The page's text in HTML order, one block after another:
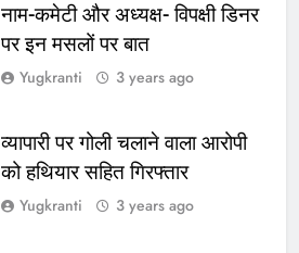
नाम-कमेटी और अध्यक्ष- विपक्षी डिनर
पर इन मसलों पर बात
Yugkranti 3 years ago
व्यापारी पर गोली चलाने वाला आरोपी
को हथियार सहित गिरफ्तार
Yugkranti 3 years ago